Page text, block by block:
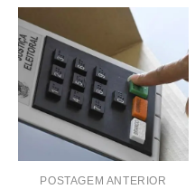
POSTAGEM ANTERIOR